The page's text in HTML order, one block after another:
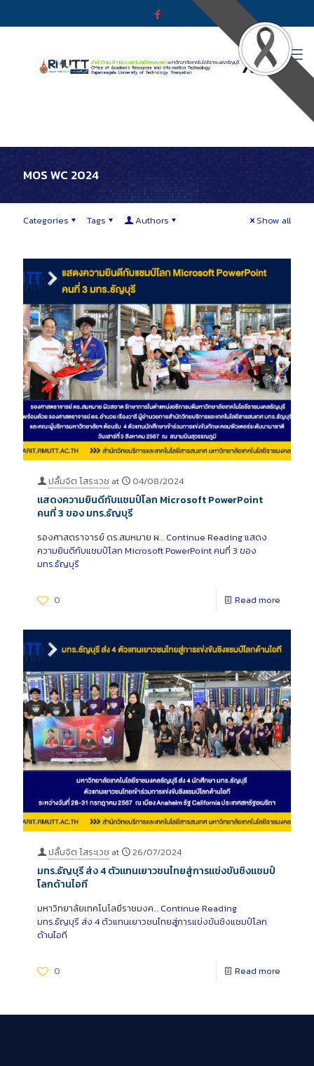
MOS WC 2024
Categories Tags Authors Show all
ปลื้มจิต โสระเวช at 04/08/2024
แสดงความยินดีกับแชมป์โลก Microsoft PowerPoint
คนที่ 3 ของ มทร.ธัญบุรี
รองศาสตราจารย์ ดร.สมหมาย ผ… Continue Readingแสดง
ความยินดีกับแชมป์โลก Microsoft PowerPoint คนที่ 3 ของ
มทร.ธัญบุรี
0 Read more
ปลื้มจิต โสระเวช at 26/07/2024
มทร.ธัญบุรี ส่ง 4 ตัวแทนเยาวชนไทยสู่การแข่งขันชิงแชมป์
โลกด้านไอที
มหาวิทยาลัยเทคโนโลยีราชมงค… Continue Reading
มทร.ธัญบุรี ส่ง 4 ตัวแทนเยาวชนไทยสู่การแข่งขันชิงแชมป์โลก
ด้านไอที
0 Read more